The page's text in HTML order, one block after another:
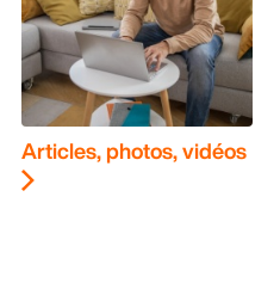
Articles, photos, vidéos